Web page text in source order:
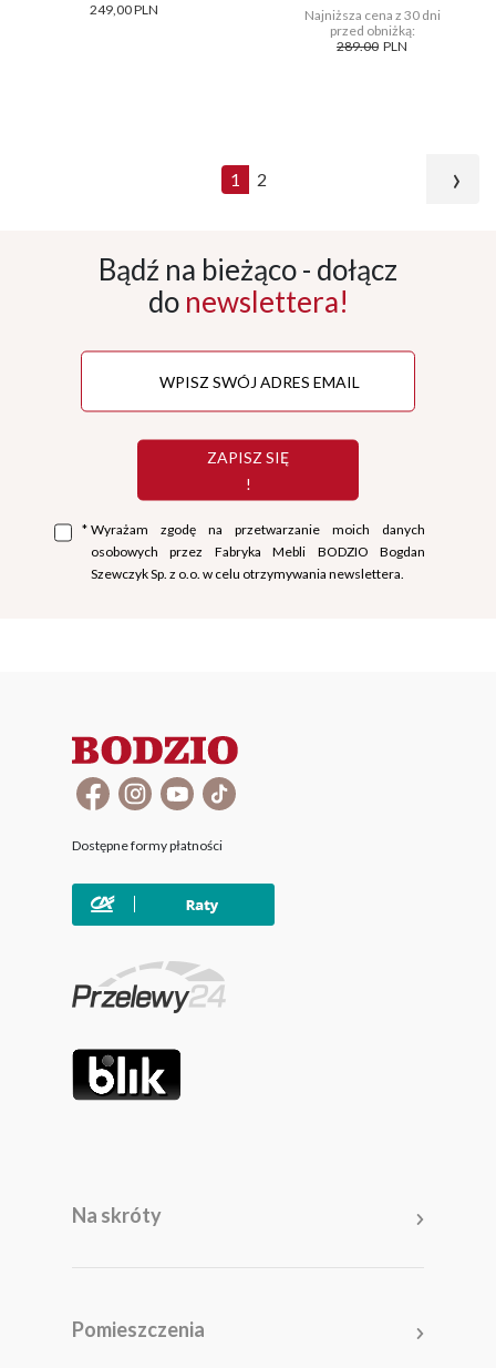
249,00 PLN
Najniższa cena z 30 dni
przed obniżką:
289.00 PLN
1 2 ›
Bądź na bieżąco - dołącz
do newslettera!
ZAPISZ SIĘ
!
* Wyrażam zgodę na przetwarzanie moich danych
osobowych przez Fabryka Mebli BODZIO Bogdan
Szewczyk Sp. z o.o. w celu otrzymywania newslettera.
Dostępne formy płatności
Na skróty
Pomieszczenia
Pomieszczenia